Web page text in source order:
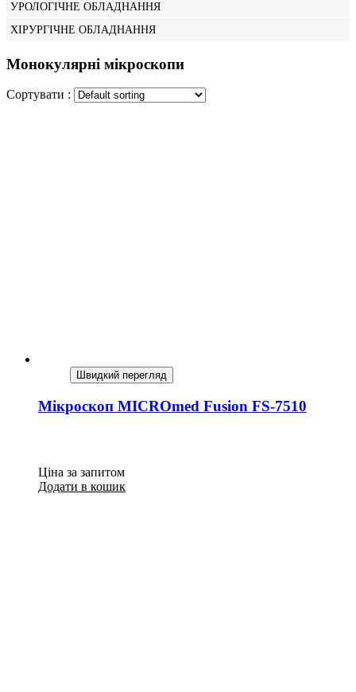
УРОЛОГІЧНЕ ОБЛАДНАННЯ
ХІРУРГІЧНЕ ОБЛАДНАННЯ
Монокулярні мікроскопи
Сортувати :
Швидкий перегляд
Мікроскоп MICROmed Fusion FS-7510
Ціна за запитом
Додати в кошик